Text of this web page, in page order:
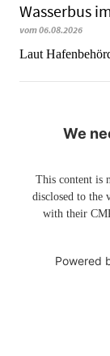
Wasserbus
vom 06.08.2026
Laut
We
This content is
disclosed to the
with their
Powered